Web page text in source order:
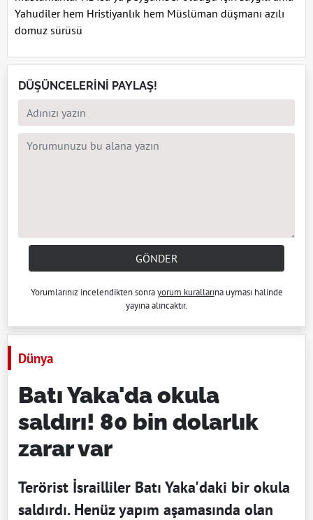
Yahudiler hem Hristiyanlık hem Müslüman düşmanı azılı
domuz sürüsü
DÜŞÜNCELERİNİ PAYLAŞ!
GÖNDER
Yorumlarınız incelendikten sonrayorum kurallarına uyması halinde
yayına alıncaktır.
Dünya
Batı Yaka'da okula
saldırı! 80 bin dolarlık
zarar var
Terörist İsrailliler Batı Yaka'daki bir okula
saldırdı. Henüz yapım aşamasında olan